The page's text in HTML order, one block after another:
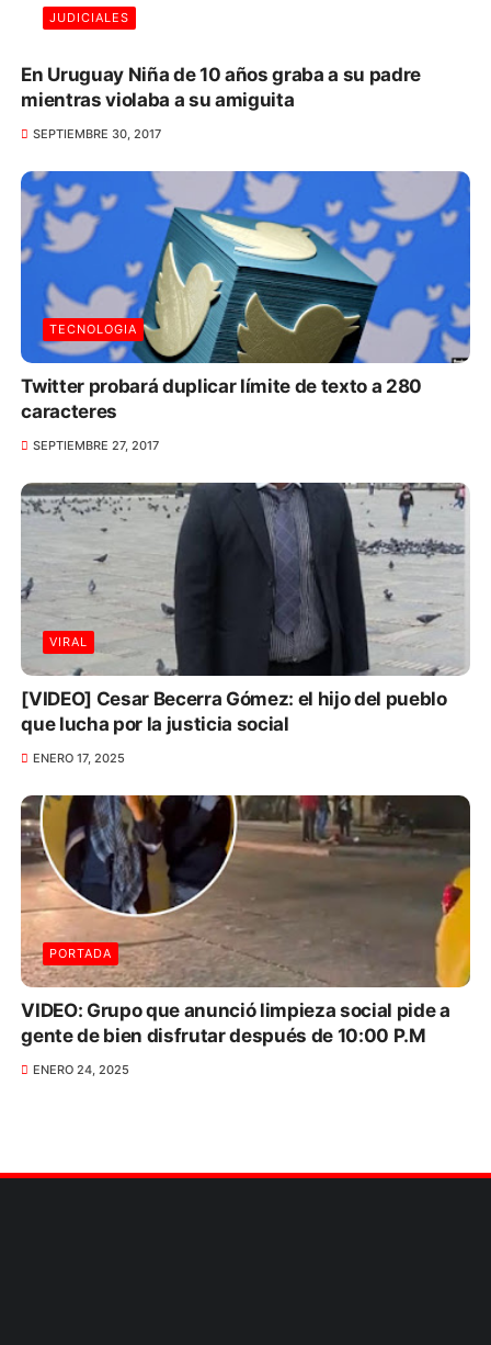
JUDICIALES
En Uruguay Niña de 10 años graba a su padre
mientras violaba a su amiguita
SEPTIEMBRE 30, 2017
TECNOLOGIA
Twitter probará duplicar límite de texto a 280
caracteres
SEPTIEMBRE 27, 2017
VIRAL
[VIDEO] Cesar Becerra Gómez: el hijo del pueblo
que lucha por la justicia social
ENERO 17, 2025
PORTADA
VIDEO: Grupo que anunció limpieza social pide a
gente de bien disfrutar después de 10:00 P.M
ENERO 24, 2025